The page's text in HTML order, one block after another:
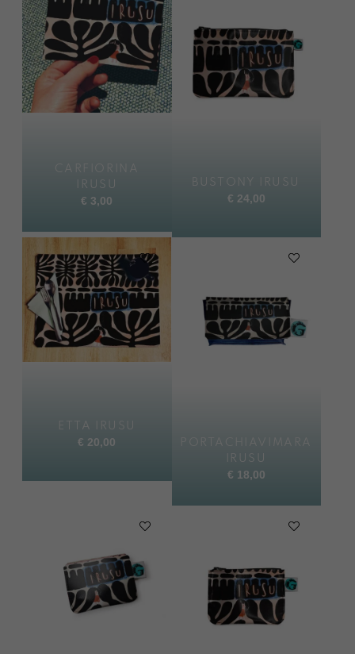
CARFIORINA
IRUSU
€ 3,00
BUSTONY IRUSU
€ 24,00
ETTA IRUSU
€ 20,00
PORTACHIAVIMARA
IRUSU
€ 18,00